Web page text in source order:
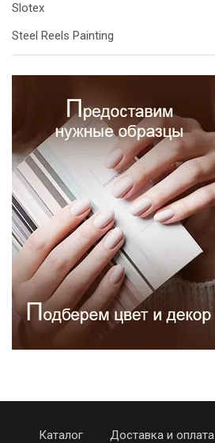
Slotex
Steel Reels Painting
Каталог Доставка и оплата